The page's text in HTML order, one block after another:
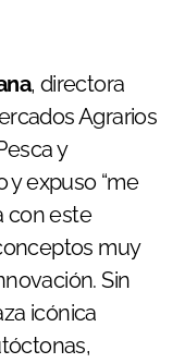
, directora
Agrarios
y
y expuso “me
con este
muy
Sin
icónica